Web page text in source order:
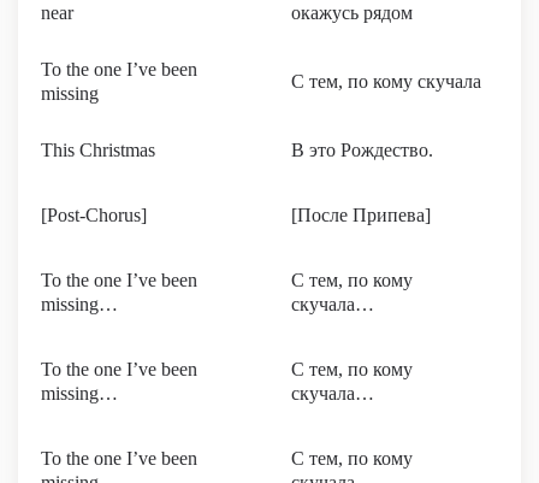
near
окажусь рядом
To the one I’ve been
missing
С тем, по кому скучала
This Christmas В это Рождество.
[Post-Chorus] [После Припева]
To the one I’ve been
missing…
С тем, по кому
скучала…
To the one I’ve been
missing…
С тем, по кому
скучала…
To the one I’ve been
С тем, по кому